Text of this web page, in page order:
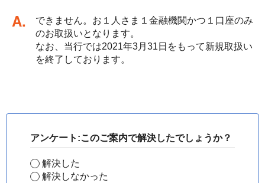
回答
できません。お１人さま１金融機関かつ１口座のみ
のお取扱いとなります。
なお、当行では2021年3月31日をもって新規取扱い
を終了しております。
アンケート:このご案内で解決したでしょうか？
解決した
解決しなかった